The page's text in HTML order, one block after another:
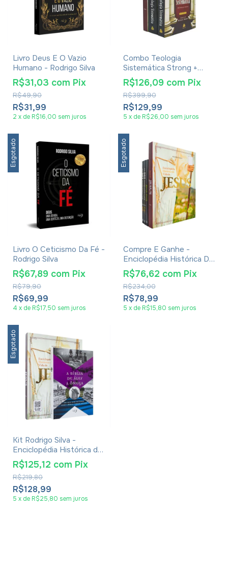
Livro Deus E O Vazio
Humano - Rodrigo Silva
R$31,99
R$49,90
R$31,03 com Pix
2 x de R$16,00 sem juros
Combo Teologia
Sistemática Strong +
Livro Enciclopédia
Histórica Da Vida De
Jesus
R$129,99
R$399,90
R$126,09 com Pix
5 x de R$26,00 sem juros
Esgotado
Livro O Ceticismo Da Fé -
Rodrigo Silva
R$69,99
R$79,90
R$67,89 com Pix
4 x de R$17,50 sem juros
Esgotado
Compre E Ganhe -
Enciclopédia Histórica Da
Vida De Jesus de Rodrigo
Silva + 3 livros
R$78,99
R$234,00
R$76,62 com Pix
5 x de R$15,80 sem juros
Esgotado
Kit Rodrigo Silva -
Enciclopédia Histórica da
Vida de Jesus e Livro A
Bíblia de Álef a Ômega
R$128,99
R$219,80
R$125,12 com Pix
5 x de R$25,80 sem juros